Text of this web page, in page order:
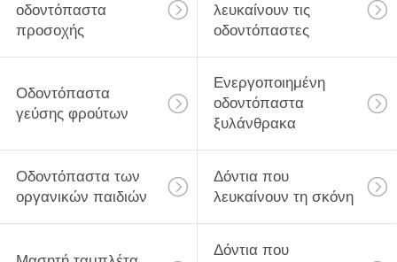
οδοντόπαστα
προσοχής
λευκαίνουν τις
οδοντόπαστες
Οδοντόπαστα
γεύσης φρούτων
Ενεργοποιημένη
οδοντόπαστα
ξυλάνθρακα
Οδοντόπαστα των
οργανικών παιδιών
Δόντια που
λευκαίνουν τη σκόνη
Δόντια που